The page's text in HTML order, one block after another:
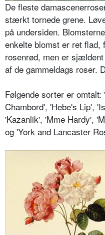
De fleste
stærkt tornede grene.
på undersiden.
enkelte blomst er ret
rosenrød, men er
af de gammeldags roser.
Følgende sorter er
Chambord', 'Hebe's Lip',
'Kazanlik', 'Mme Hardy',
og 'York and Lancaster